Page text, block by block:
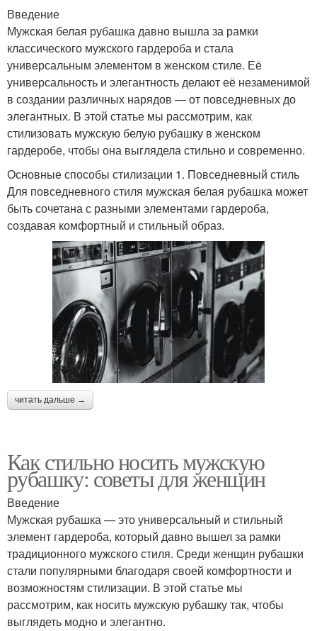
Рубашка по размеру
Рубашка с женской
одеждой
Одежда для создания Рубашка для девушки
Рубашка в женском
стиле
Рубашка на девушке
Обувь для мужской
рубашки
Рубашка с юбкой
Рубашка с брюками
Рубашка в разных
сезонах
Рубашка в джинсы
Рубашка с короткой
юбкой
Рубашка на выход
Рубашка в женском
образе
Введение
Мужская белая рубашка давно вышла за рамки
классического мужского гардероба и стала
универсальным элементом в женском стиле. Её
универсальность и элегантность делают её незаменимой
в создании различных нарядов — от повседневных до
элегантных. В этой статье мы рассмотрим, как
стилизовать мужскую белую рубашку в женском
гардеробе, чтобы она выглядела стильно и современно.
Основные способы стилизации 1. Повседневный стиль
Для повседневного стиля мужская белая рубашка может
быть сочетана с разными элементами гардероба,
создавая комфортный и стильный образ.
читать дальше →
Как стильно носить мужскую
рубашку: советы для женщин
Введение
Мужская рубашка — это универсальный и стильный
элемент гардероба, который давно вышел за рамки
традиционного мужского стиля. Среди женщин рубашки
стали популярными благодаря своей комфортности и
возможностям стилизации. В этой статье мы
рассмотрим, как носить мужскую рубашку так, чтобы
выглядеть модно и элегантно.